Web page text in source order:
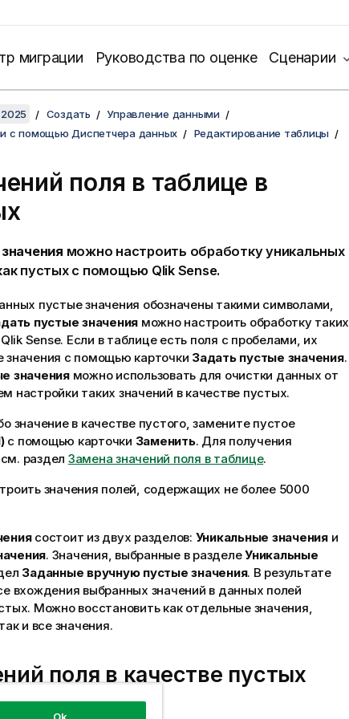
миграции Руководства по оценке Сценарии
Создать
Управление данными
с помощью Диспетчера данных
Редактирование таблицы
поля в таблице в
можно настроить обработку уникальных
пустых с помощью Qlik Sense.
пустые значения обозначены такими символами,
пустые значения можно настроить обработку таких
Qlik Sense. Если в таблице есть поля с пробелами, их
с помощью карточки Задать пустые значения.
значенияможно использовать для очистки данных от
настройки таких значений в качестве пустых.
значение в качестве пустого, замените пустое
с помощью карточки Заменить. Для получения
раздел Замена значений поля в таблице.
значения полей, содержащих не более 5000
состоит из двух разделов: Уникальные значенияи
. Значения, выбранные в разделеУникальные
Заданные вручную пустые значения. В результате
вхождения выбранных значений в данных полей
Можно восстановить как отдельные значения,
и все значения.
поля в качестве пустых